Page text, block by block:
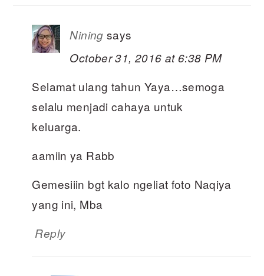
Nining says
October 31, 2016 at 6:38 PM
Selamat ulang tahun Yaya…semoga
selalu menjadi cahaya untuk
keluarga.
aamiin ya Rabb
Gemesiiin bgt kalo ngeliat foto Naqiya
yang ini, Mba
Reply